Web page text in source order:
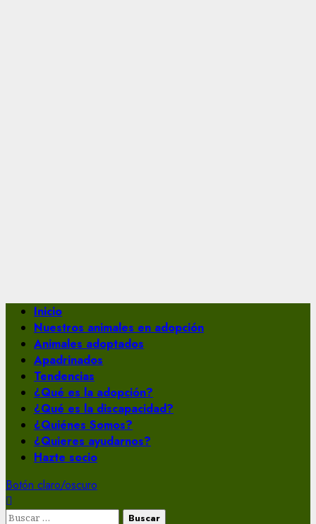
Menú
principal
Inicio
Nuestros animales en adopción
Animales adoptados
Apadrinados
Tendencias
¿Qué es la adopción?
¿Qué es la discapacidad?
¿Quiénes Somos?
¿Quieres ayudarnos?
Hazte socio
Botón claro/oscuro
Buscar: